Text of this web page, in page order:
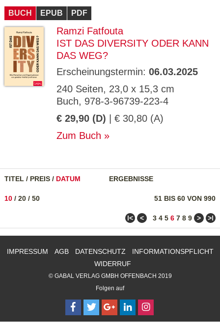
BUCH EPUB PDF
Ramzi Fatfouta
IST DAS DIVERSITY ODER KANN
DAS WEG?
Erscheinungstermin: 06.03.2025
240 Seiten, 23,0 x 15,3 cm
Buch, 978-3-96739-223-4
€ 29,90 (D) | € 30,80 (A)
Zum Buch
TITEL / PREIS / DATUM ERGEBNISSE
51 BIS 60 VON 990
10 / 20 / 50
ǀ< < 3 4 5 6 7 8 9 > >ǀ
IMPRESSUM AGB DATENSCHUTZ
INFORMATIONSPFLICHT
WIDERRUF
© GABAL VERLAG GMBH OFFENBACH 2019
Folgen auf